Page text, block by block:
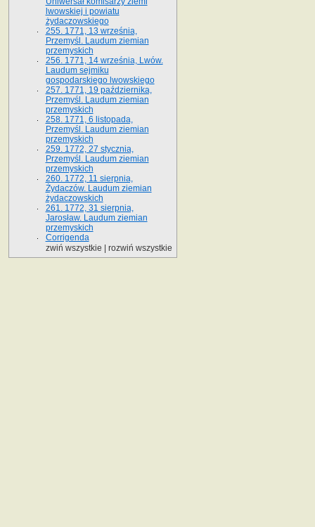
lwowskiej i powiatu
żydaczowskiego
255. 1771, 13 września,
Przemyśl. Laudum ziemian
przemyskich
256. 1771, 14 września, Lwów.
Laudum sejmiku
gospodarskiego lwowskiego
257. 1771, 19 października,
Przemyśl. Laudum ziemian
przemyskich
258. 1771, 6 listopada,
Przemyśl. Laudum ziemian
przemyskich
259. 1772, 27 stycznia,
Przemyśl. Laudum ziemian
przemyskich
260. 1772, 11 sierpnia,
Żydaczów. Laudum ziemian
żydaczowskich
261. 1772, 31 sierpnia,
Jarosław. Laudum ziemian
przemyskich
Corrigenda
zwiń wszystkie
rozwiń wszystkie